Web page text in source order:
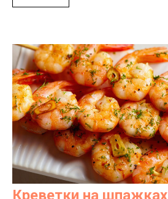
Креветки на шпажках